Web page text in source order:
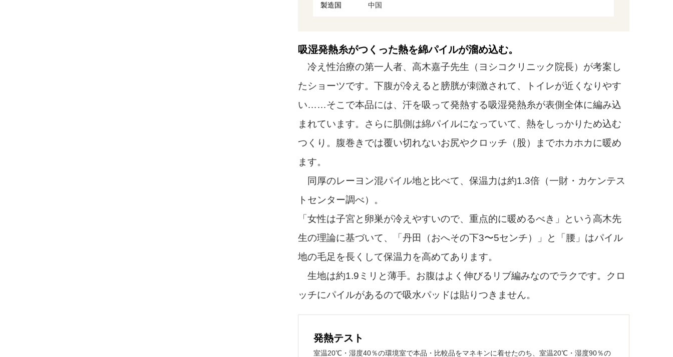
製造国 中国
吸湿発熱糸がつくった熱を綿パイルが溜め込む。
冷え性治療の第一人者、高木嘉子先生（ヨシコクリニック院長）が考案し
たショーツです。下腹が冷えると膀胱が刺激されて、トイレが近くなりやす
い……そこで本品には、汗を吸って発熱する吸湿発熱糸が表側全体に編み込
まれています。さらに肌側は綿パイルになっていて、熱をしっかりため込む
つくり。腹巻きでは覆い切れないお尻やクロッチ（股）までホカホカに暖め
ます。
同厚のレーヨン混パイル地と比べて、保温力は約1.3倍（一財・カケンテス
トセンター調べ）。
「女性は子宮と卵巣が冷えやすいので、重点的に暖めるべき」という高木先
生の理論に基づいて、「丹田（おへその下3〜5センチ）」と「腰」はパイル
地の毛足を長くして保温力を高めてあります。
生地は約1.9ミリと薄手。お腹はよく伸びるリブ編みなのでラクです。クロ
ッチにパイルがあるので吸水パッドは貼りつきません。
発熱テスト
室温20℃・湿度40％の環境室で本品・比較品をマネキンに着せたのち、室温20℃・湿度90％の